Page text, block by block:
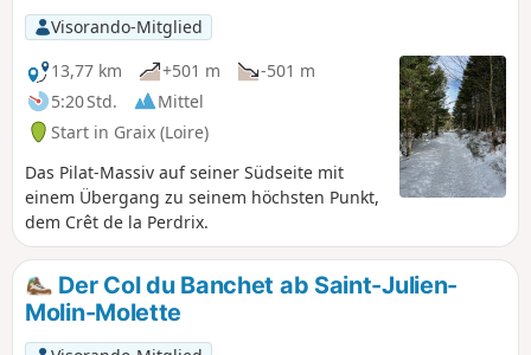
Visorando-Mitglied
13,77 km
+501 m
-501 m
5:20 Std.
Mittel
Start in Graix (Loire)
Das Pilat-Massiv auf seiner Südseite mit
einem Übergang zu seinem höchsten Punkt,
dem Crêt de la Perdrix.
Der Col du Banchet ab Saint-Julien-
Molin-Molette